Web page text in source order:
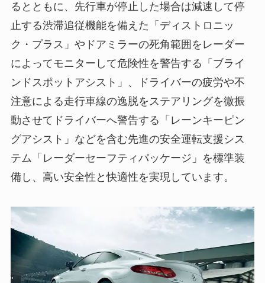
るとともに、先行車が停止した場合は減速して停
止する渋滞追従機能を備えた「ディストロニッ
ク・プラス」やドアミラーの死角範囲をレーダー
によってモニターして危険性を警告する「ブライ
ンドスポットアシスト」、ドライバーの疲労や不
注意による走行車線の逸脱をステアリングを微振
動させてドライバーへ警告する「レーンキーピン
グアシスト」などを含む先進の安全運転支援シス
テム「レーダーセーフティパッケージ」を標準装
備し、高い安全性と快適性を実現しています。